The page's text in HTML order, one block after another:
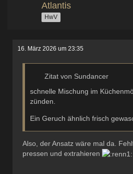
Atlantis
HwV
16. März 2026 um 23:35
Zitat von Sundancer
schnelle Mischung im
zünden.
Ein Geruch ähnlich frisch
Also, der Ansatz wäre mal da.
pressen und extrahieren